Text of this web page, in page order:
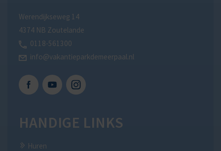
Werendijkseweg 14
4374 NB Zoutelande
0118-561300
info@vakantieparkdemeerpaal.nl
HANDIGE LINKS
Huren